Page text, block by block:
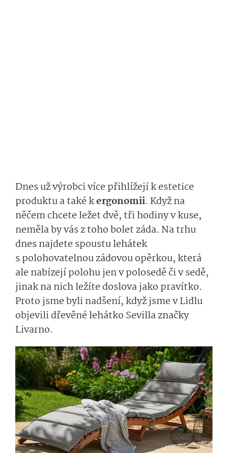
Dnes už výrobci více přihlížejí k estetice
produktu a také kergonomii. Když na
něčem chcete ležet dvě, tři hodiny v kuse,
neměla by vás z toho bolet záda. Na trhu
dnes najdete spoustu lehátek
s polohovatelnou zádovou opěrkou, která
ale nabízejí polohu jen v polosedě či v sedě,
jinak na nich ležíte doslova jako pravítko.
Proto jsme byli nadšení, když jsme v Lidlu
objevili dřevěné lehátko Sevilla značky
Livarno.